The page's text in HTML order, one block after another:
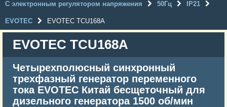
С электронным регулятором напряжения 50Гц IP21
EVOTEC EVOTEC TCU168A
EVOTEC TCU168A
Четырехполюсный синхронный
трехфазный генератор переменного
тока EVOTEC Китай бесщеточный для
дизельного генератора 1500 об/мин